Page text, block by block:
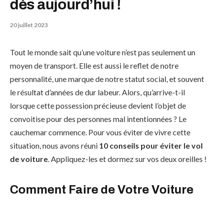
dès aujourd’hui !
20 juillet 2023
Tout le monde sait qu’une voiture n’est pas seulement un
moyen de transport. Elle est aussi le reflet de notre
personnalité, une marque de notre statut social, et souvent
le résultat d’années de dur labeur. Alors, qu’arrive-t-il
lorsque cette possession précieuse devient l’objet de
convoitise pour des personnes mal intentionnées ? Le
cauchemar commence. Pour vous éviter de vivre cette
situation, nous avons réuni 10 conseils pour éviter le vol
de voiture. Appliquez-les et dormez sur vos deux oreilles !
Comment Faire de Votre Voiture